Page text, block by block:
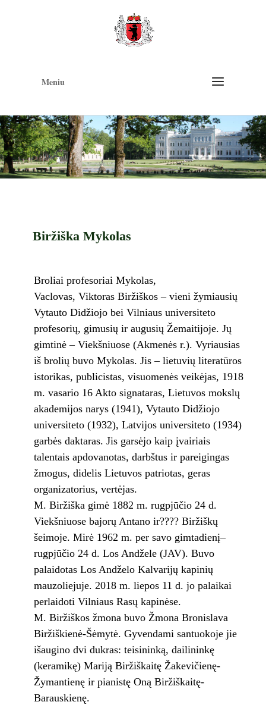
Meniu
Biržiška Mykolas
Broliai profesoriai Mykolas,
Vaclovas, Viktoras Biržiškos – vieni žymiausių
Vytauto Didžiojo bei Vilniaus universiteto
profesorių, gimusių ir augusių Žemaitijoje. Jų
gimtinė – Viekšniuose (Akmenės r.). Vyriausias
iš brolių buvo Mykolas. Jis – lietuvių literatūros
istorikas, publicistas, visuomenės veikėjas, 1918
m. vasario 16 Akto signataras, Lietuvos mokslų
akademijos narys (1941), Vytauto Didžiojo
universiteto (1932), Latvijos universiteto (1934)
garbės daktaras. Jis garsėjo kaip įvairiais
talentais apdovanotas, darbštus ir pareigingas
žmogus, didelis Lietuvos patriotas, geras
organizatorius, vertėjas.
M. Biržiška gimė 1882 m. rugpjūčio 24 d.
Viekšniuose bajorų Antano ir???? Biržiškų
šeimoje. Mirė 1962 m. per savo gimtadienį–
rugpjūčio 24 d. Los Andžele (JAV). Buvo
palaidotas Los Andželo Kalvarijų kapinių
mauzoliejuje. 2018 m. liepos 11 d. jo palaikai
perlaidoti Vilniaus Rasų kapinėse.
M. Biržiškos žmona buvo Žmona Bronislava
Biržiškienė-Šėmytė. Gyvendami santuokoje jie
išaugino dvi dukras: teisininką, dailininkę
(keramikę) Mariją Biržiškaitę Žakevičienę-
Žymantienę ir pianistę Oną Biržiškaitę-
Barauskienę.